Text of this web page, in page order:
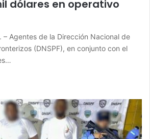
dólares en operativo
– Agentes de la Dirección Nacional de
(DNSPF), en conjunto con el